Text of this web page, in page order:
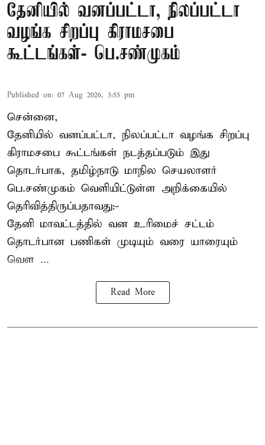
தேனியில் வனப்பட்டா, நிலப்பட்டா
வழங்க சிறப்பு கிராமசபை
கூட்டங்கள்- பெ.சண்முகம்
Published on: 07 Aug 2026, 3:55 pm
சென்னை,
தேனியில் வனப்பட்டா, நிலப்பட்டா வழங்க சிறப்பு
கிராமசபை கூட்டங்கள் நடத்தப்படும் இது
தொடர்பாக, தமிழ்நாடு மாநில செயலாளர்
பெ.சண்முகம் வெளியிட்டுள்ள அறிக்கையில்
தெரிவித்திருப்பதாவது:-
தேனி மாவட்டத்தில் வன உரிமைச் சட்டம்
தொடர்பான பணிகள் முடியும் வரை யாரையும்
வெள ...
Read More